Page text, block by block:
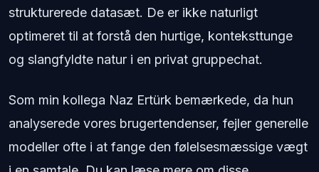
strukturerede datasæt. De er ikke naturligt
optimeret til at forstå den hurtige, konteksttunge
og slangfyldte natur i en privat gruppechat.
Som min kollega Naz Ertürk bemærkede, da hun
analyserede vores brugertendenser, fejler generelle
modeller ofte i at fange den følelsesmæssige vægt